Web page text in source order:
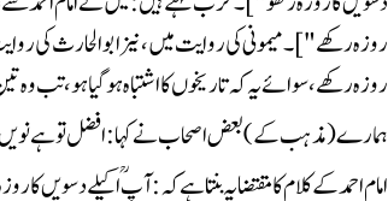
روزہ رکھے، سوائے یہ کہ تاریخوں کا اشتباہ ہو گیا ہو،
ہمارے (مذہب کے) بعض اصحاب نے کہا: افضل تو ہے نویں